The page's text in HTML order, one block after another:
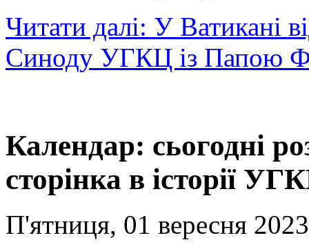
Читати далі: У Ватикані
Синоду УГКЦ із Папою
Календар: сьогодні
сторінка в історії
П'ятниця, 01 вересня